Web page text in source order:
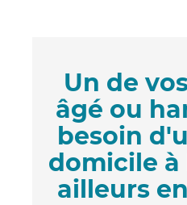
Un de
âgé ou
besoin
domicile à
ailleurs